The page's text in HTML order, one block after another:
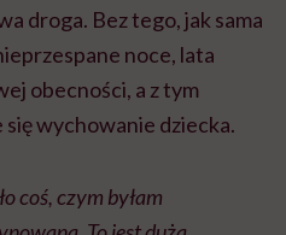
droga. Bez tego, jak sama
noce, lata
obecności, a z tym
wychowanie dziecka.
coś, czym byłam